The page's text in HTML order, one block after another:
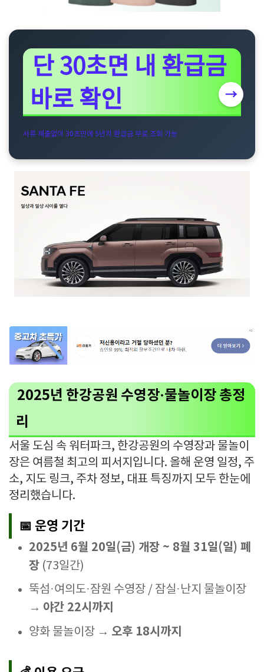
단 30초면 내 환급금
바로 확인
서류 제출없이 30초만에 5년치 환급금 무료 조회 가능
→
2025년 한강공원 수영장·물놀이장 총정
리
서울 도심 속 워터파크, 한강공원의 수영장과 물놀이
장은 여름철 최고의 피서지입니다. 올해 운영 일정, 주
소, 지도 링크, 주차 정보, 대표 특징까지 모두 한눈에
정리했습니다.
📅 운영 기간
2025년 6월 20일(금) 개장 ~ 8월 31일(일) 폐
장 (73일간)
뚝섬·여의도·잠원 수영장 / 잠실·난지 물놀이장
→ 야간 22시까지
양화 물놀이장 → 오후 18시까지